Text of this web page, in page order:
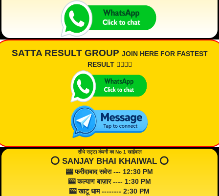
SATTA RESULT GROUP JOIN HERE FOR FASTEST
RESULT 👇🏾👇🏾
सीधे सट्टा कंपनी का No 1 खाईवाल
⭕️ SANJAY BHAI KHAIWAL ⭕️
🎰 फरीदाबाद सवेरा --- 12:30 PM
🎰 कल्याण बाज़ार ---- 1:30 PM
🎰 खाटू धाम -------- 2:30 PM